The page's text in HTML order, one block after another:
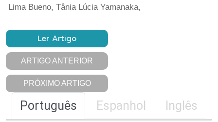
Lima Bueno, Tânia Lúcia Yamanaka,
Ler Artigo
ARTIGO ANTERIOR
PRÓXIMO ARTIGO
Português Espanhol Inglês